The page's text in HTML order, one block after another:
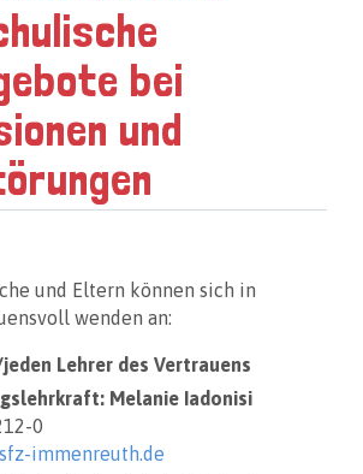
bei
und
und Eltern können sich in
wenden an:
Lehrer des Vertrauens
Melanie Iadonisi
0
immenreuth.de